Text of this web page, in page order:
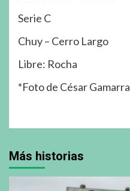
Serie C
Chuy – Cerro Largo
Libre: Rocha
*Foto de César Gamarra
Más historias